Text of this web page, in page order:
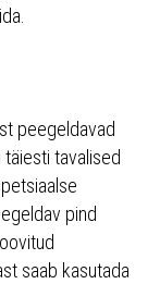
peegeldavad
täiesti tavalised
pind
saab kasutada